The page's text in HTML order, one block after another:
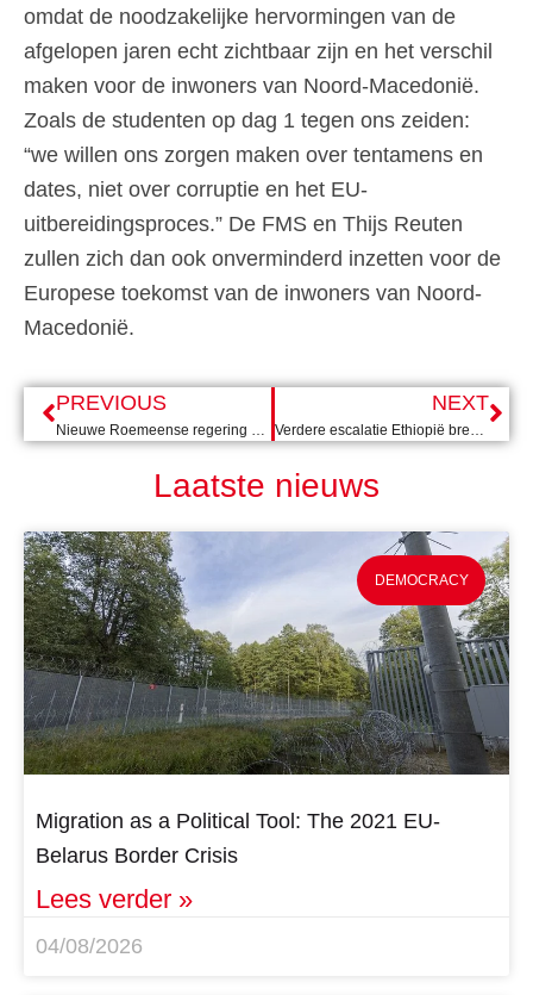
omdat de noodzakelijke hervormingen van de
afgelopen jaren echt zichtbaar zijn en het verschil
maken voor de inwoners van Noord-Macedonië.
Zoals de studenten op dag 1 tegen ons zeiden:
“we willen ons zorgen maken over tentamens en
dates, niet over corruptie en het EU-
uitbereidingsproces.” De FMS en Thijs Reuten
zullen zich dan ook onverminderd inzetten voor de
Europese toekomst van de inwoners van Noord-
Macedonië.
PREVIOUS NEXT
Laatste nieuws
DEMOCRACY
Migration as a Political Tool: The 2021 EU-
Belarus Border Crisis
Lees verder »
04/08/2026